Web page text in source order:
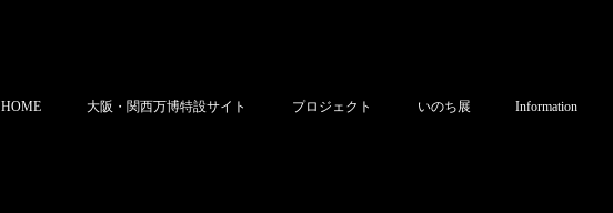
HOME 大阪・関西万博特設サイト プロジェクト いのち展 Information